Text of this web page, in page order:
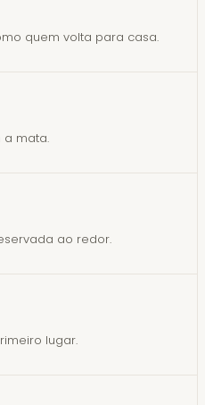
quem volta para casa.
a mata.
ao redor.
lugar.